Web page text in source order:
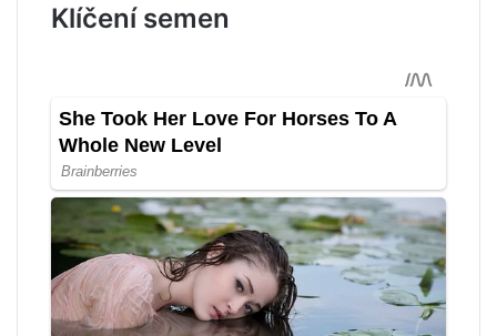
Klíčení semen